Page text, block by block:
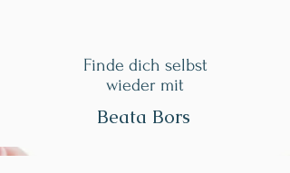
Finde dich selbst
wieder mit
Beata Bors